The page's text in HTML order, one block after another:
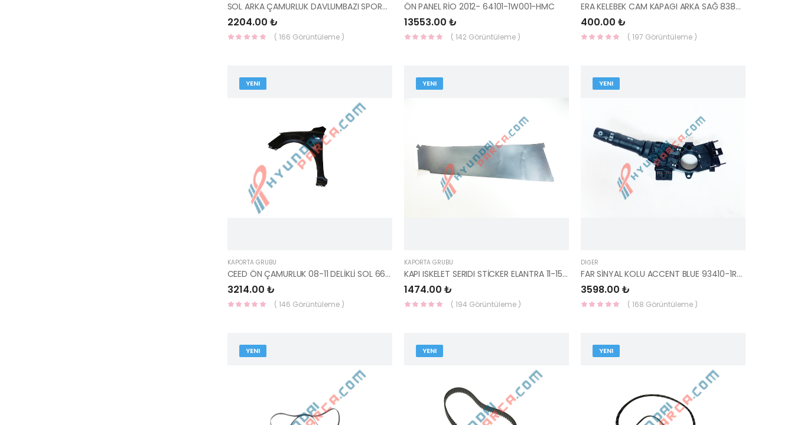
SOL ARKA ÇAMURLUK DAVLUMBAZI SPORTAGE 2011- 86821-3U000-YS
2204.00 ₺
( 166 Görüntüleme )
ÖN PANEL RİO 2012- 64101-1W001-HMC
13553.00 ₺
( 142 Görüntüleme )
ERA KELEBEK CAM KAPAGI ARKA SAĞ 83840-1E000-YS
400.00 ₺
( 197 Görüntüleme )
YENI
KAPORTA GRUBU
CEED ÖN ÇAMURLUK 08-11 DELİKLİ SOL 66311-1H010-YS
3214.00 ₺
( 146 Görüntüleme )
YENI
KAPORTA GRUBU
KAPI ISKELET SERIDI STİCKER ELANTRA 11-15 86363-3X000-HMC
1474.00 ₺
( 194 Görüntüleme )
YENI
DIĞER
FAR SİNYAL KOLU ACCENT BLUE 93410-1R000-HMC
3598.00 ₺
( 168 Görüntüleme )
YENI YENI YENI